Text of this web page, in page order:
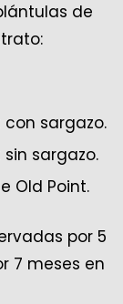
de
con sargazo.
sargazo.
Old Point.
por 5
7 meses en